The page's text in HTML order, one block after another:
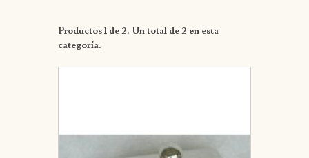
Productos 1 de 2. Un total de 2 en esta
categoría.